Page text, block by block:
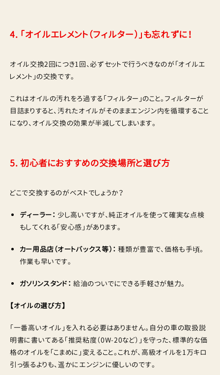
4. 「オイルエレメント（フィルター）」も忘れずに！
オイル交換2回につき1回、必ずセットで行うべきなのが「オイルエ
レメント」の交換です。
これはオイルの汚れをろ過する「フィルター」のこと。フィルターが
目詰まりすると、汚れたオイルがそのままエンジン内を循環すること
になり、オイル交換の効果が半減してしまいます。
5. 初心者におすすめの交換場所と選び方
どこで交換するのがベストでしょうか？
ディーラー： 少し高いですが、純正オイルを使って確実な点検
もしてくれる「安心感」があります。
カー用品店（オートバックス等）： 種類が豊富で、価格も手頃。
作業も早いです。
ガソリンスタンド： 給油のついでにできる手軽さが魅力。
【オイルの選び方】
「一番高いオイル」を入れる必要はありません。自分の車の取扱説
明書に書いてある「推奨粘度（0W-20など）」を守った、標準的な価
格のオイルを「こまめに」変えること。これが、高級オイルを1万キロ
引っ張るよりも、遥かにエンジンに優しいのです。